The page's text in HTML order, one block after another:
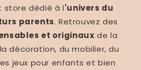
store dédié à l'univers du
parents. Retrouvez des
et originaux de la
décoration, du mobilier, du
jeux pour enfants et bien